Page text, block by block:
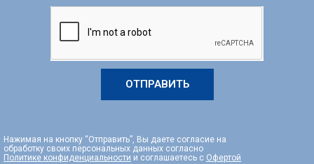
ОТПРАВИТЬ
Нажимая на кнопку “Отправить”, Вы даете согласие на
обработку своих персональных данных согласно
Политике конфиденциальности и соглашаетесь с Офертой